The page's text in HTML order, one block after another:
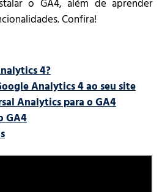
o GA4, além de aprender
Confira!
4?
Analytics 4 ao seu site
Analytics para o GA4
GA4